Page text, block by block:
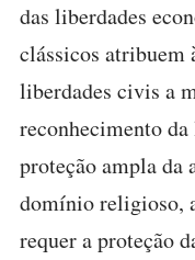
das liberdades
clássicos atribuem
liberdades civis a
reconhecimento
proteção ampla da
domínio religioso,
requer a proteção